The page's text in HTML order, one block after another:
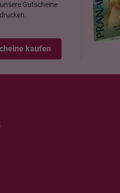
Gutscheine
kaufen